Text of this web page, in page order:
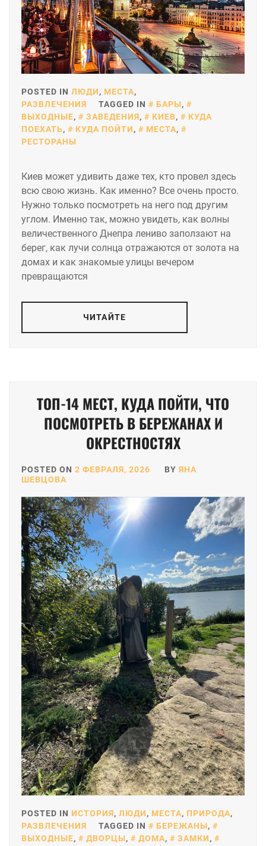
POSTED IN ЛЮДИ, МЕСТА,
РАЗВЛЕЧЕНИЯ
TAGGED IN БАРЫ,
ВЫХОДНЫЕ, ЗАВЕДЕНИЯ, КИЕВ,
КУДА
ПОЕХАТЬ, КУДА ПОЙТИ, МЕСТА,
РЕСТОРАНЫ
Киев может удивить даже тех, кто провел здесь
всю свою жизнь. Как именно? Все очень просто.
Нужно только посмотреть на него под другим
углом. Именно так, можно увидеть, как волны
величественного Днепра лениво заползают на
берег, как лучи солнца отражаются от золота на
домах и как знакомые улицы вечером
превращаются
ЧИТАЙТЕ
ТОП-14 МЕСТ, КУДА ПОЙТИ, ЧТО
ПОСМОТРЕТЬ В БЕРЕЖАНАХ И
ОКРЕСТНОСТЯХ
POSTED ON 2 ФЕВРАЛЯ, 2026 BY ЯНА
ШЕВЦОВА
POSTED IN ИСТОРИЯ, ЛЮДИ, МЕСТА, ПРИРОДА,
РАЗВЛЕЧЕНИЯ
TAGGED IN БЕРЕЖАНЫ,
ВЫХОДНЫЕ, ДВОРЦЫ, ДОМА, ЗАМКИ,